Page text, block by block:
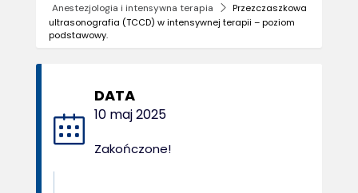
Kursy medyczne
Innowacje
Kontakt
Anestezjologia i intensywna terapia
Przezczaszkowa
ultrasonografia (TCCD) w intensywnej terapii – poziom
podstawowy.
DATA
10 maj 2025
Zakończone!